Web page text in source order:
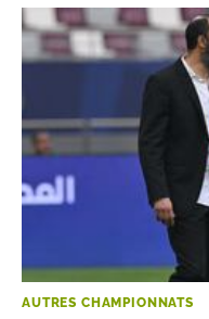
AUTRES CHAMPIONNATS